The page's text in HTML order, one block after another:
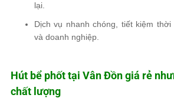
lại.
Dịch vụ nhanh chóng, tiết kiệm
và doanh nghiệp.
Hút bể phốt tại Vân Đồn giá rẻ
chất lượng